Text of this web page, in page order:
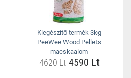
Kiegészítő termék 3kg
PeeWee Wood Pellets
macskaalom
4620 Lt4590 Lt